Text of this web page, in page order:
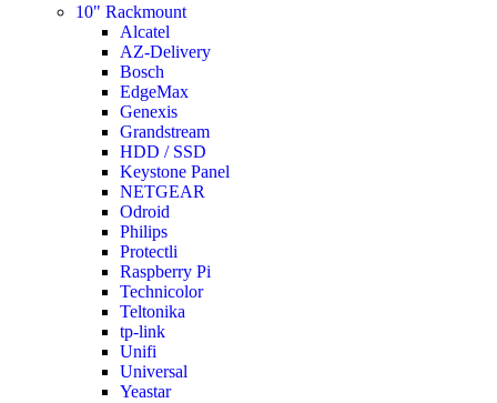
10" Rackmount
Alcatel
AZ-Delivery
Bosch
EdgeMax
Genexis
Grandstream
HDD / SSD
Keystone Panel
NETGEAR
Odroid
Philips
Protectli
Raspberry Pi
Technicolor
Teltonika
tp-link
Unifi
Universal
Yeastar